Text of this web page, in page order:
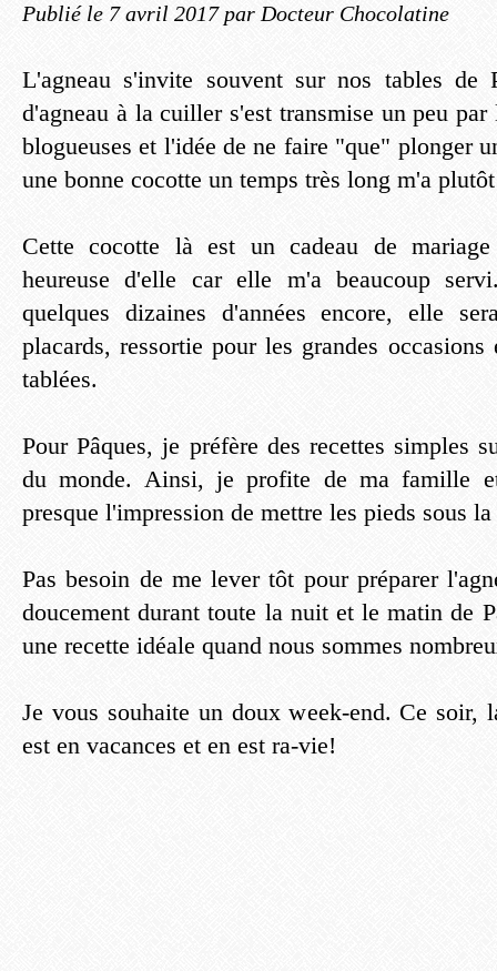
Publié le 7 avril 2017 par Docteur Chocolatine
L'agneau s'invite souvent sur nos tables de
d'agneau à la cuiller s'est transmise un peu
blogueuses et l'idée de ne faire "que" plonger
une bonne cocotte un temps très long m'a
Cette cocotte là est un cadeau de
heureuse d'elle car elle m'a beaucoup
quelques dizaines d'années encore, elle
placards, ressortie pour les grandes occasions
tablées.
Pour Pâques, je préfère des recettes simples
du monde. Ainsi, je profite de ma famille
presque l'impression de mettre les pieds sous
Pas besoin de me lever tôt pour préparer
doucement durant toute la nuit et le matin de
une recette idéale quand nous sommes
Je vous souhaite un doux week-end. Ce soir,
est en vacances et en est ra-vie!